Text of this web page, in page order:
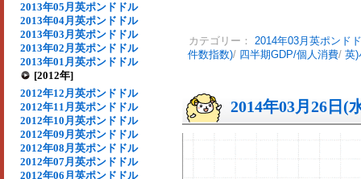
2013年05月英ポンドドル
2013年04月英ポンドドル
2013年03月英ポンドドル
2013年02月英ポンドドル
2013年01月英ポンドドル
[2012年]
2012年12月英ポンドドル
2012年11月英ポンドドル
2012年10月英ポンドドル
2012年09月英ポンドドル
2012年08月英ポンドドル
2012年07月英ポンドドル
2012年06月英ポンドドル
カテゴリー： 2014年03月英ポンド
件数指数)/ 四半期GDP/個人消費/ 英)
2014年03月26日(